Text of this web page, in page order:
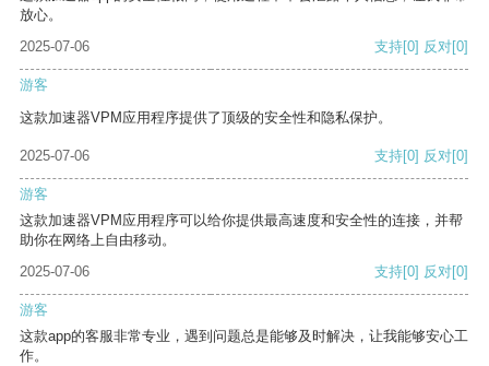
放心。
2025-07-06
支持[0] 反对[0]
游客
这款加速器VPM应用程序提供了顶级的安全性和隐私保护。
2025-07-06 支持[0] 反对[0]
游客
这款加速器VPM应用程序可以给你提供最高速度和安全性的连接，并帮
助你在网络上自由移动。
2025-07-06
支持[0] 反对[0]
游客
这款app的客服非常专业，遇到问题总是能够及时解决，让我能够安心工
作。